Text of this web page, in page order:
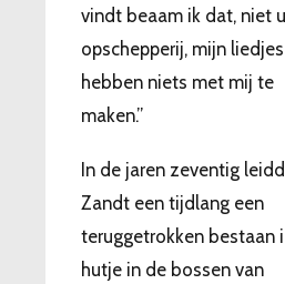
vindt beaam ik dat, niet
opschepperij, mijn liedjes
hebben niets met mij te
maken.”
In de jaren zeventig
Zandt een tijdlang een
teruggetrokken bestaan
hutje in de bossen van